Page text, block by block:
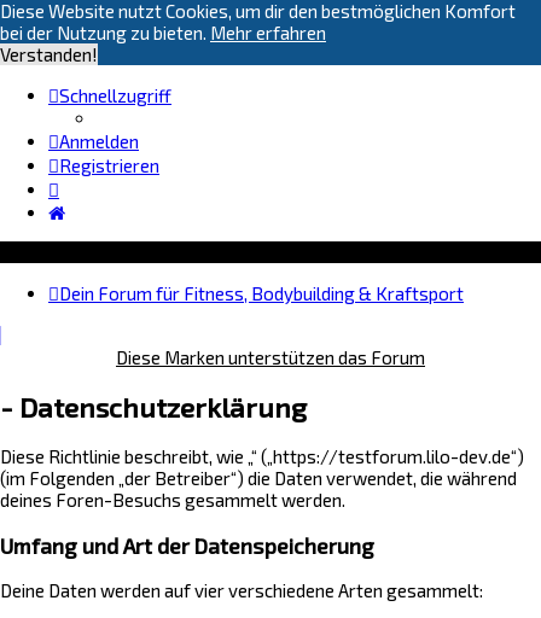
Diese Website nutzt Cookies, um dir den bestmöglichen Komfort
bei der Nutzung zu bieten. Mehr erfahren
Verstanden!
Schnellzugriff
Anmelden
Registrieren
Dein Forum für Fitness, Bodybuilding & Kraftsport
Diese Marken unterstützen das Forum
- Datenschutzerklärung
Diese Richtlinie beschreibt, wie „“ („https://testforum.lilo-dev.de“)
(im Folgenden „der Betreiber“) die Daten verwendet, die während
deines Foren-Besuchs gesammelt werden.
Umfang und Art der Datenspeicherung
Deine Daten werden auf vier verschiedene Arten gesammelt: